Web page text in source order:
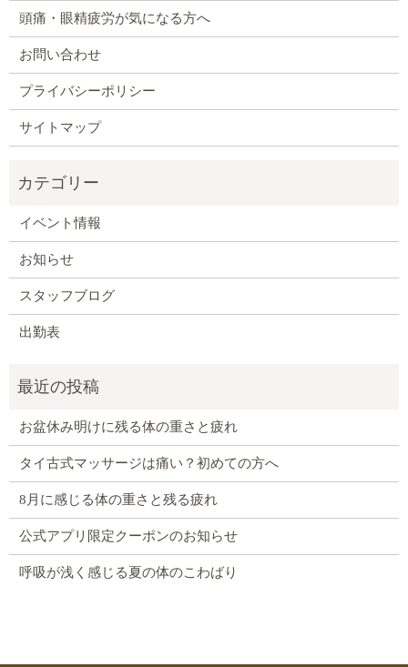
頭痛・眼精疲労が気になる方へ
お問い合わせ
プライバシーポリシー
サイトマップ
イベント情報
お知らせ
スタッフブログ
出勤表
お盆休み明けに残る体の重さと疲れ
タイ古式マッサージは痛い？初めての方へ
8月に感じる体の重さと残る疲れ
公式アプリ限定クーポンのお知らせ
呼吸が浅く感じる夏の体のこわばり